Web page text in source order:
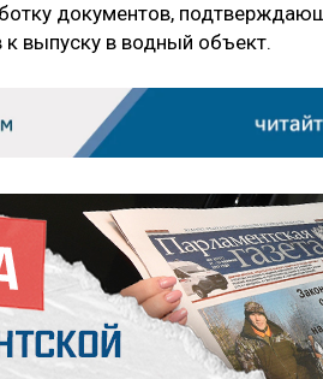
документов,
выпуску в водный объект.